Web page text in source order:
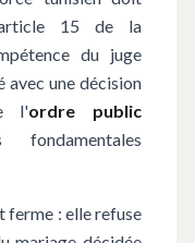
15 de la
du juge
avec une décision
l'ordre public
ferme : elle refuse